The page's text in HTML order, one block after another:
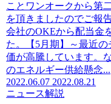
ことワンオークから第
を頂きましたのでご報
会社のOKEから配当金
た。【5月期】～最近
価が高騰しています。
のエネルギー供給懸念...
2022.06.07 2022.08.21
ニュース解説